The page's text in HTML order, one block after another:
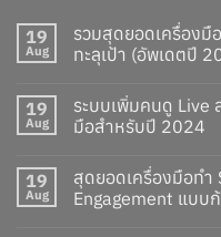
19
Aug
รวมสุดยอดเครื่องมื
ทะลุเป้า (อัพเดตปี
19
Aug
ระบบเพิ่มคนดู Live
มือสำหรับปี 2024
19
Aug
สุดยอดเครื่องมือทำ
Engagement แบบก้